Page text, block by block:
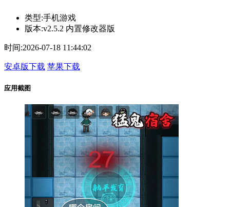
类型:手机游戏
版本:v2.5.2 内置修改器版
时间:2026-07-18 11:44:02
安卓版下载 苹果下载
应用截图